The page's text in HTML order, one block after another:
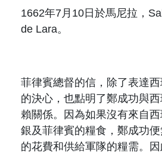
1662年7月 10 日於馬尼拉 ，
de Lara。
菲律賓總督的信 ， 除了表達
的決心 ， 也點明了鄭成功與
賴關係。因為如果沒有來自
銀及菲律賓的糧食，鄭成功
的花費和供給軍隊的糧需。